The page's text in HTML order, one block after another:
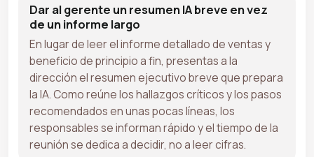
Dar al gerente un resumen IA breve en vez
de un informe largo
En lugar de leer el informe detallado de ventas y
beneficio de principio a fin, presentas a la
dirección el resumen ejecutivo breve que prepara
la IA. Como reúne los hallazgos críticos y los pasos
recomendados en unas pocas líneas, los
responsables se informan rápido y el tiempo de la
reunión se dedica a decidir, no a leer cifras.